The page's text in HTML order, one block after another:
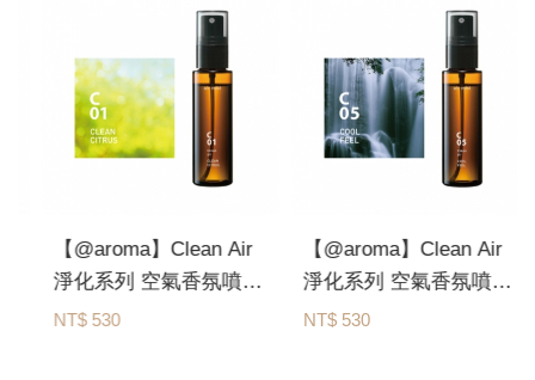
【@aroma】Clean Air
淨化系列 空氣香氛噴霧
（柑橘、50 ml）
NT$ 530
【@aroma】Clean Air
淨化系列 空氣香氛噴霧
（清涼體驗、50 ml）
NT$ 530